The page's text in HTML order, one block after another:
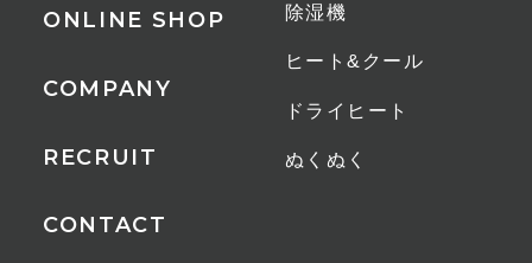
メモリー機能
お手入れかんたんガード分解
1時間あたりの電気代
除湿機
ヒート&クール
ドライヒート
ぬくぬく
ONLINE SHOP
COMPANY
RECRUIT
CONTACT